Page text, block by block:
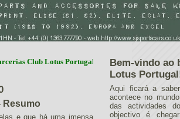
Lotus Portugal
Resumo
e que há uma imensa
Bem-vindo ao
Lotus
Aqui ficará a
acontece no
das actividades
objectivo é